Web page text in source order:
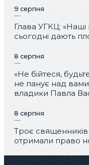
9 серпня
Глава УГКЦ: «Наші
сьогодні дають
8 серпня
«Не бійтеся,
не панує над
владики Павла
8 серпня
Троє священників
отримали право